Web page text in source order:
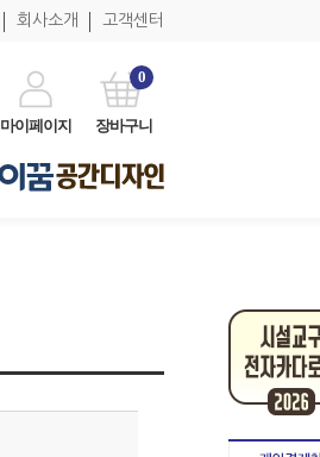
회사소개 고객센터
마이페이지
0
장바구니